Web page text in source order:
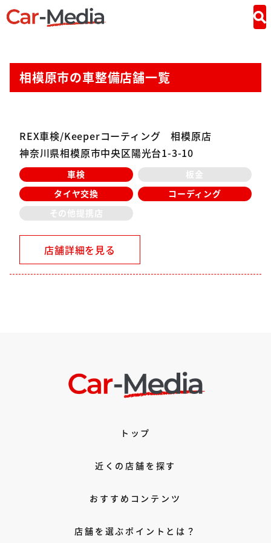
相模原市の車整備店舗一覧
REX車検/Keeperコーティング 相模原店
神奈川県相模原市中央区陽光台1-3-10
車検
板金
タイヤ交換
コーディング
その他提携店
店舗詳細を見る
トップ
近くの店舗を探す
おすすめコンテンツ
店舗を選ぶポイントとは？